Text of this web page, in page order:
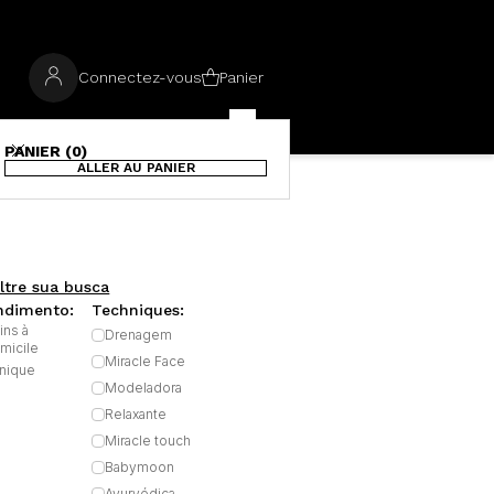
Connectez-vous Panier
PANIER (0)
ALLER AU PANIER
sua busca
à
Techniques:
Drenagem
Miracle Face
Modeladora
Relaxante
Miracle touch
Babymoon